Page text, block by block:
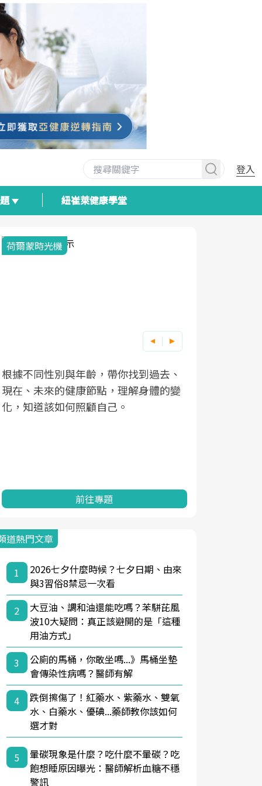
登入
紐崔萊健康學堂
荷爾蒙時光機
根據不同性別與年齡，帶你找到過去、
現在、未來的健康節點，理解身體的變
化，知道該如何照顧自己。
前往專題
道熱門文章
1
2026七夕什麼時候？七夕日期、由來
與3習俗8禁忌一次看
2
大豆油、調和油還能吃嗎？苯駢芘風
波10大疑問：真正該避開的是「這種
用油方式」
3
公廁的馬桶，你敢坐嗎...》馬桶坐墊
會傳染性病嗎？醫師有解
4
跌倒擦傷了！紅藥水、紫藥水、雙氧
水、白藥水、優碘...藥師教你該如何
選才對
5
暈碳現象是什麼？吃什麼不暈碳？吃
飽想睡原因曝光：醫師解析血糖不穩
警訊